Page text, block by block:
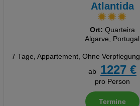
Atlantida
Ort: Quarteira
Algarve, Portugal
7 Tage, Appartement, Ohne Verpflegung
ab
1227 €
pro Person
Termine